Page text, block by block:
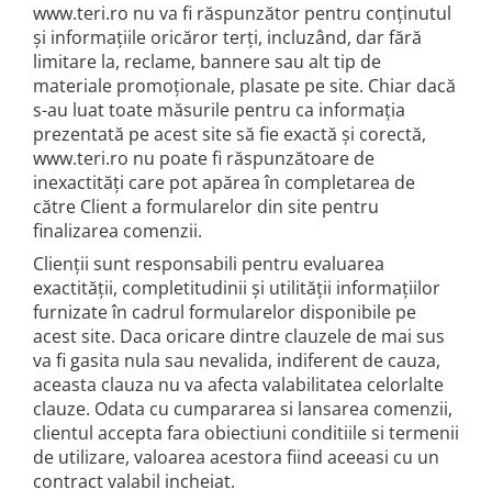
www.teri.ro nu va fi răspunzător pentru conținutul
și informațiile oricăror terți, incluzând, dar fără
limitare la, reclame, bannere sau alt tip de
materiale promoționale, plasate pe site. Chiar dacă
s-au luat toate măsurile pentru ca informația
prezentată pe acest site să fie exactă și corectă,
www.teri.ro nu poate fi răspunzătoare de
inexactități care pot apărea în completarea de
către Client a formularelor din site pentru
finalizarea comenzii.
Clienții sunt responsabili pentru evaluarea
exactității, completitudinii și utilității informațiilor
furnizate în cadrul formularelor disponibile pe
acest site. Daca oricare dintre clauzele de mai sus
va fi gasita nula sau nevalida, indiferent de cauza,
aceasta clauza nu va afecta valabilitatea celorlalte
clauze. Odata cu cumpararea si lansarea comenzii,
clientul accepta fara obiectiuni conditiile si termenii
de utilizare, valoarea acestora fiind aceeasi cu un
contract valabil incheiat.